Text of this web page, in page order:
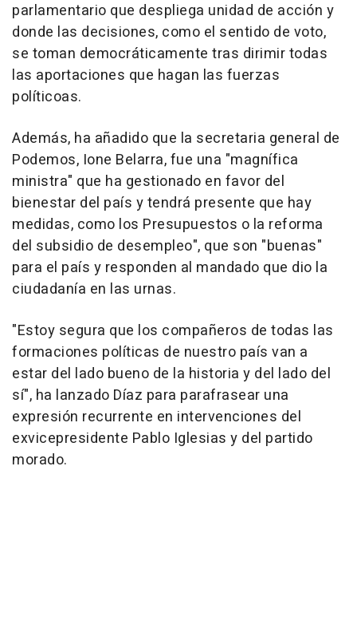
parlamentario que despliega unidad de acción y
donde las decisiones, como el sentido de voto,
se toman democráticamente tras dirimir todas
las aportaciones que hagan las fuerzas
políticoas.
Además, ha añadido que la secretaria general de
Podemos, Ione Belarra, fue una "magnífica
ministra" que ha gestionado en favor del
bienestar del país y tendrá presente que hay
medidas, como los Presupuestos o la reforma
del subsidio de desempleo", que son "buenas"
para el país y responden al mandado que dio la
ciudadanía en las urnas.
"Estoy segura que los compañeros de todas las
formaciones políticas de nuestro país van a
estar del lado bueno de la historia y del lado del
sí", ha lanzado Díaz para parafrasear una
expresión recurrente en intervenciones del
exvicepresidente Pablo Iglesias y del partido
morado.